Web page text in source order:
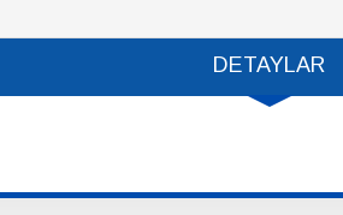
DETAYLAR